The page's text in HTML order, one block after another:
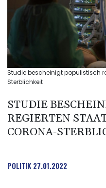
Studie bescheinigt populistisch
Sterblichkeit
STUDIE
REGIERTEN
CORONA-
POLITIK 27.01.2022